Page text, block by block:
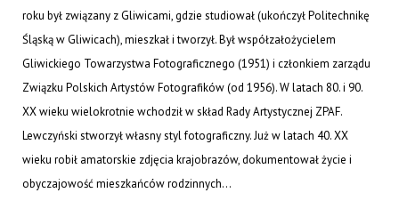
roku był związany z Gliwicami, gdzie studiował (ukończył Politechnikę
Śląską w Gliwicach), mieszkał i tworzył. Był współzałożycielem
Gliwickiego Towarzystwa Fotograficznego (1951) i członkiem zarządu
Związku Polskich Artystów Fotografików (od 1956). W latach 80. i 90.
XX wieku wielokrotnie wchodził w skład Rady Artystycznej ZPAF.
Lewczyński stworzył własny styl fotograficzny. Już w latach 40. XX
wieku robił amatorskie zdjęcia krajobrazów, dokumentował życie i
obyczajowość mieszkańców rodzinnych...